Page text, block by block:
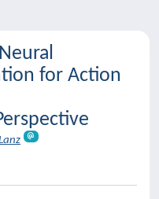
for Action